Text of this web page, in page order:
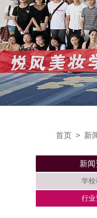
首页 > 新
新
学校
行业